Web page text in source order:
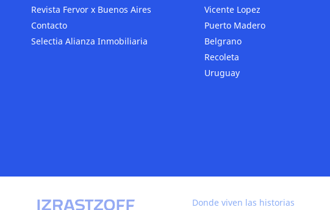
Revista Fervor x Buenos Aires
Contacto
Selectia Alianza Inmobiliaria
Vicente Lopez
Puerto Madero
Belgrano
Recoleta
Uruguay
Donde viven las historias